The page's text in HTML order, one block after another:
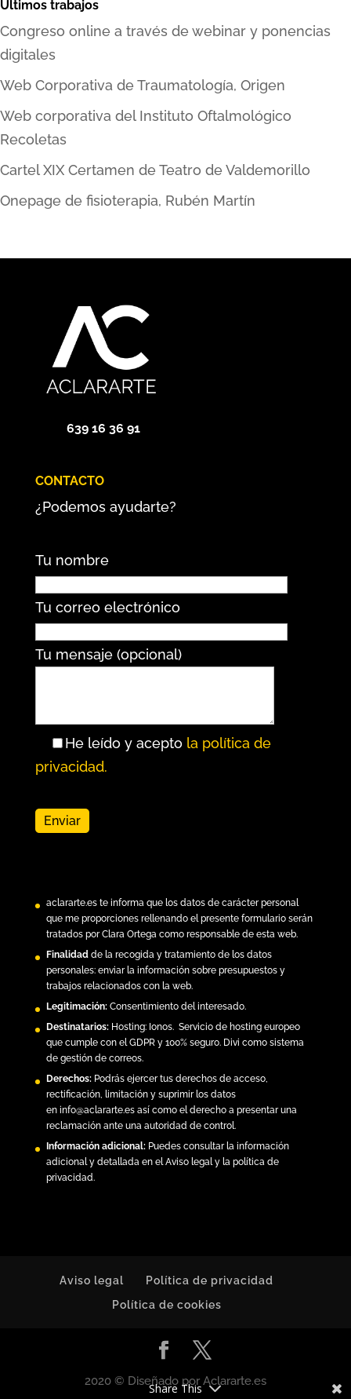
Últimos trabajos
Congreso online a través de webinar y ponencias
digitales
Web Corporativa de Traumatología, Origen
Web corporativa del Instituto Oftalmológico
Recoletas
Cartel XIX Certamen de Teatro de Valdemorillo
Onepage de fisioterapia, Rubén Martín
639 16 36 91
CONTACTO
¿Podemos ayudarte?
Tu nombre
Tu correo electrónico
Tu mensaje (opcional)
He leído y acepto la política de
privacidad.
aclararte.este informa que los datos de carácter personal
que me proporciones rellenando el presente formulario serán
tratados por Clara Ortega como responsable de esta web.
Finalidadde la recogida y tratamiento de los datos
personales: enviar la información sobre presupuestos y
trabajos relacionados con la web.
Legitimación: Consentimiento del interesado.
Destinatarios:Hosting: Ionos.Servicio de hosting europeo
que cumple con el GDPR y 100% seguro. Divi como sistema
de gestión de correos.
Derechos: Podrás ejercer tus derechos de acceso,
rectificación, limitación y suprimir los datos
en info@aclararte.esasí como el derecho a presentar una
reclamación ante una autoridad de control.
Información adicional:Puedes consultar la información
adicional y detallada en elAviso legal y la política de
privacidad.
Aviso legal
Política de privacidad
Política de cookies
2020 © Diseñado por Aclararte.es
Share This